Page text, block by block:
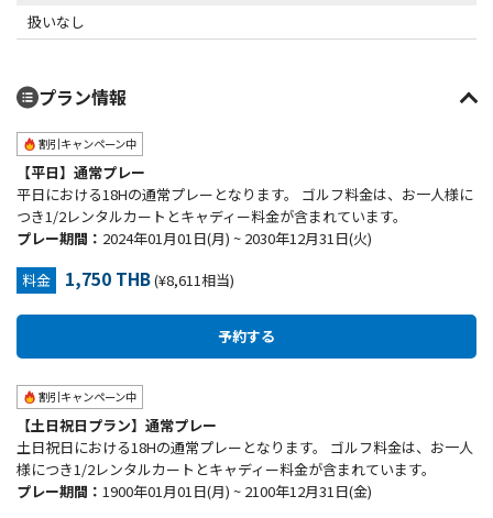
扱いなし
プラン情報
割引キャンペーン中
【平日】通常プレー
平日における18Hの通常プレーとなります。 ゴルフ料金は、お一人様に
つき1/2レンタルカートとキャディー料金が含まれています。
プレー期間： 2024年01月01日(月) ~ 2030年12月31日(火)
料金
1,750 THB(¥8,611相当)
割引キャンペーン中
【土日祝日プラン】通常プレー
土日祝日における18Hの通常プレーとなります。 ゴルフ料金は、お一人
様につき1/2レンタルカートとキャディー料金が含まれています。
プレー期間： 1900年01月01日(月) ~ 2100年12月31日(金)